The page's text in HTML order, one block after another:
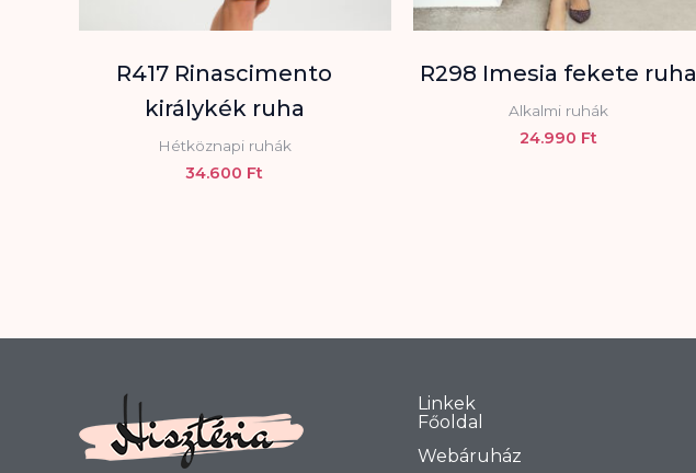
R417 Rinascimento
királykék ruha
Hétköznapi ruhák
34.600 Ft
R298 Imesia fekete ruha
Alkalmi ruhák
24.990 Ft
Linkek
Főoldal
Webáruház